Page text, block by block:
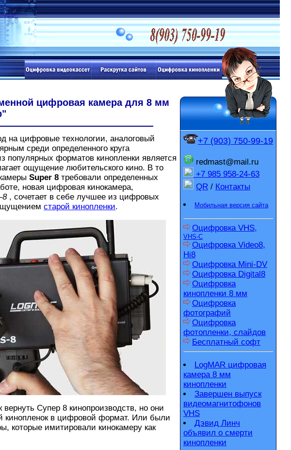
цифровая камера для 8 мм
на цифровые технологии, аналоговый
среди определенного круга
популярных форматов кинопленки является
ощущение любительского кино. В то
Super 8 требовали определенных
новая цифровая кинокамера,
8, сочетает в себе лучшее из цифровых
старой кинопленки.
Супер 8 кинопроизводств, но они
кинопленок в цифровой формат. Или были
которые имитировали кинокамеру как
+7 (903) 750-99-19
redmast@mail.ru
+7 985 958-24-63
QR / Контакты
Мобильная версия сайта
Оцифровка VHS,
VHS-C
Оцифровка Video8,
Hi8
Оцифровка Mini-DV
Оцифровка Digital8
Оцифровка
кинопленки 8 мм
Оцифровка
фотографий
Оцифровка
фотопленки, слайдов
Бесплатный софт
LogMAR цифровая
камера 8 мм
кинопленки
Завершен выпуск
видеомагнитофонов
VHS
Дэвид Линч
объявил о смерти
кинопленки